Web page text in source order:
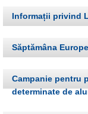
Informații privind
Săptămâna
Campanie pentru
determinate de